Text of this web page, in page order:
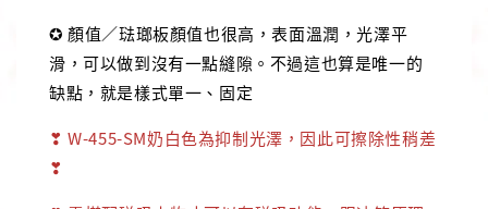
✪ 顏值／琺瑯板顏值也很高，表面溫潤，光澤平
滑，可以做到沒有一點縫隙。不過這也算是唯一的
缺點，就是樣式單一、固定
❣ W-455-SM奶白色為抑制光澤，因此可擦除性稍差
❣